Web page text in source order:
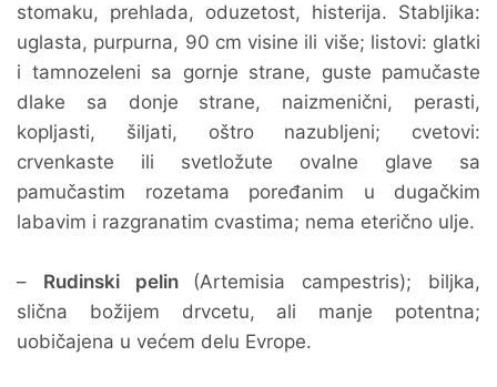
stomaku, prehlada, oduzetost, histerija. Stabljika:
uglasta, purpurna, 90 cm visine ili više; listovi: glatki
i tamnozeleni sa gornje strane, guste pamučaste
dlake sa donje strane, naizmenični, perasti,
kopljasti, šiljati, oštro nazubljeni; cvetovi:
crvenkaste ili svetložute ovalne glave sa
pamučastim rozetama poređanim u dugačkim
labavim i razgranatim cvastima; nema eterično ulje.
– Rudinski pelin (Artemisia campestris); biljka,
slična božijem drvcetu, ali manje potentna;
uobičajena u većem delu Evrope.